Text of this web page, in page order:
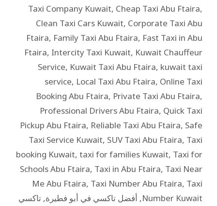
Taxi Company Kuwait, Cheap Taxi Abu Ftaira,
Clean Taxi Cars Kuwait, Corporate Taxi Abu
Ftaira, Family Taxi Abu Ftaira, Fast Taxi in Abu
Ftaira, Intercity Taxi Kuwait, Kuwait Chauffeur
Service, Kuwait Taxi Abu Ftaira, kuwait taxi
service, Local Taxi Abu Ftaira, Online Taxi
Booking Abu Ftaira, Private Taxi Abu Ftaira,
Professional Drivers Abu Ftaira, Quick Taxi
Pickup Abu Ftaira, Reliable Taxi Abu Ftaira, Safe
Taxi Service Kuwait, SUV Taxi Abu Ftaira, Taxi
booking Kuwait, taxi for families Kuwait, Taxi for
Schools Abu Ftaira, Taxi in Abu Ftaira, Taxi Near
Me Abu Ftaira, Taxi Number Abu Ftaira, Taxi
Number Kuwait
, أفضل تاكسي في أبو فطيرة, تاكسي